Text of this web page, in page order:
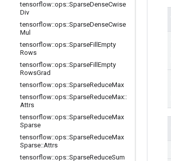
tensorflow::ops::SparseDenseCwise
Div
tensorflow::ops::SparseDenseCwise
Mul
tensorflow::ops::SparseFill Empty
Rows
tensorflow::ops::SparseFill Empty
RowsGrad
tensorflow::ops::SparseReduceMax
tensorflow::ops::SparseReduceMax::
Attrs
tensorflow::ops::SparseReduceMax
Sparse
tensorflow::ops::SparseReduceMax
Sparse::Attrs
tensorflow::ops::SparseReduceSum